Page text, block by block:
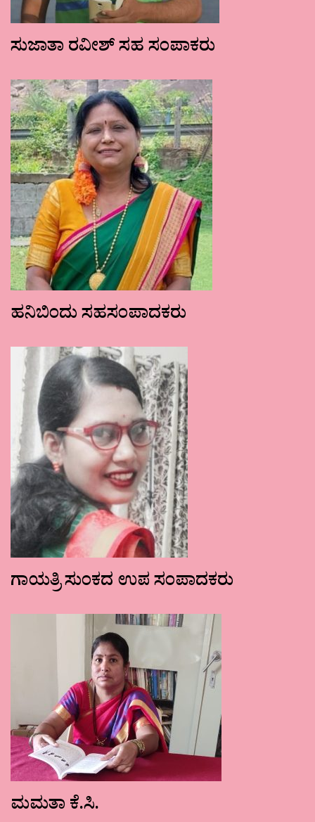
ಸುಜಾತಾ ರವೀಶ್ ಸಹ ಸಂಪಾಕರು
ಹನಿಬಿಂದು ಸಹಸಂಪಾದಕರು
ಗಾಯತ್ರಿ ಸುಂಕದ ಉಪ ಸಂಪಾದಕರು
ಮಮತಾ ಕೆ.ಸಿ.